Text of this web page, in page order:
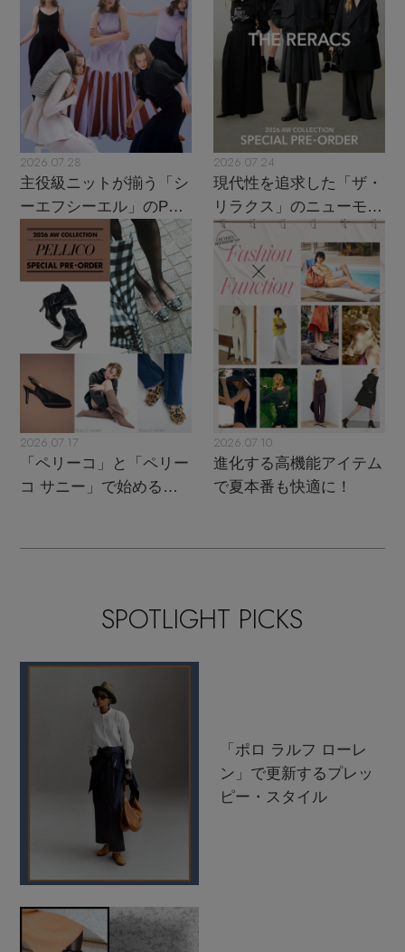
2026.07.28
主役級ニットが揃う「シ
ーエフシーエル」のPOP
UPがスタート
2026.07.24
現代性を追求した「ザ・
リラクス」のニューモダ
ンクラシック
2026.07.17
「ペリーコ」と「ペリー
コ サニー」で始める秋
2026.07.10
進化する高機能アイテム
で夏本番も快適に！
SPOTLIGHT PICKS
「ポロ ラルフ ローレ
ン」で更新するプレッ
ピー・スタイル